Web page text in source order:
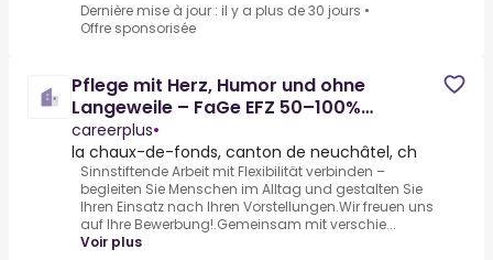
Dernière mise à jour : il y a plus de 30 jours •
Offre sponsorisée
Pflege mit Herz, Humor und ohne
Langeweile – FaGe EFZ 50–100%
(temporär mit Option auf
careerplus•
la chaux-de-fonds, canton de neuchâtel, ch
Sinnstiftende Arbeit mit Flexibilität verbinden –
begleiten Sie Menschen im Alltag und gestalten Sie
Ihren Einsatz nach Ihren Vorstellungen.Wir freuen uns
auf Ihre Bewerbung!.Gemeinsam mit verschie...
Voir plus